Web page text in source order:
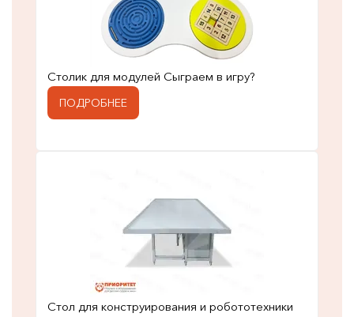
Столик для модулей Сыграем в игру?
ПОДРОБНЕЕ
Стол для конструирования и робототехники